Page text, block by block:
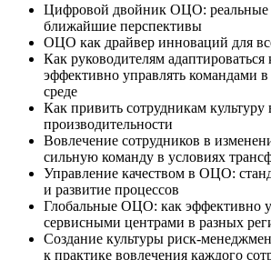
Цифровой двойник ОЦО: реальные
ближайшие перспективы
ОЦО как драйвер инноваций для
Как руководителям
эффективно управлять командами
среде
Как привить сотрудникам культуру
производительности
Вовлечение сотрудников в
сильную команду в условиях
Управление качеством в ОЦО:
и развитие процессов
Глобальные ОЦО: как эффективно
сервисными центрами в разных
Создание культуры риск-
к практике вовлечения каждого